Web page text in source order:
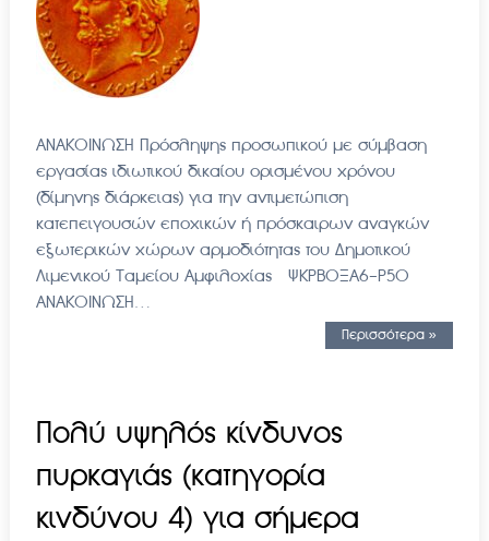
ΑΝΑΚΟΙΝΩΣΗ Πρόσληψης προσωπικού με σύμβαση
εργασίας ιδιωτικού δικαίου ορισμένου χρόνου
(δίμηνης διάρκειας) για την αντιμετώπιση
κατεπειγουσών εποχικών ή πρόσκαιρων αναγκών
εξωτερικών χώρων αρμοδιότητας του Δημοτικού
Λιμενικού Ταμείου Αμφιλοχίας ΨΚΡΒΟΞΑ6-Ρ5Ο
ΑΝΑΚΟΙΝΩΣΗ…
Περισσότερα »
Πολύ υψηλός κίνδυνος
πυρκαγιάς (κατηγορία
κινδύνου 4) για σήμερα